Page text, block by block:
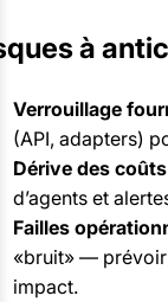
à
Verrouillage
(API, adapters)
Dérive des coûts
d’agents et
Failles
«bruit» — prévoir
impact.